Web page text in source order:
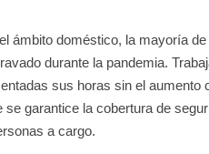
ámbito doméstico, la mayoría
durante la pandemia.
sus horas sin el aumento
garantice la cobertura de
a cargo.